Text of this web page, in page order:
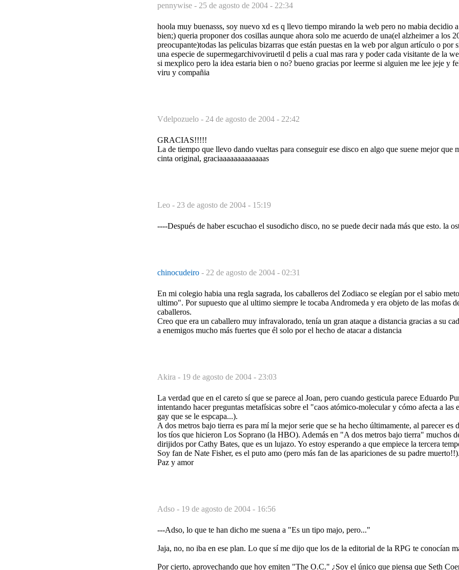
pennywise - 25 de agosto de 2004 - 22:34
hoola muy buenasss, soy nuevo xd es q llevo tiempo mirando la web pero no mabia decidio
bien;) queria proponer dos cosillas aunque ahora solo me acuerdo de una(el alzheimer a los
preocupante)todas las peliculas bizarras que están puestas en la web por algun artículo o por
una especie de supermegarchivoviruetil d pelis a cual mas rara y poder cada visitante de la
si mexplico pero la idea estaria bien o no? bueno gracias por leerme si alguien me lee jeje y
viru y compañia
Vdelpozuelo - 24 de agosto de 2004 - 22:42
GRACIAS!!!!!
La de tiempo que llevo dando vueltas para conseguir ese disco en algo que suene mejor que
cinta original, graciaaaaaaaaaaaaas
Leo - 23 de agosto de 2004 - 15:19
----Después de haber escuchao el susodicho disco, no se puede decir nada más que esto. la
chinocudeiro - 22 de agosto de 2004 - 02:31
En mi colegio habia una regla sagrada, los caballeros del Zodiaco se elegían por el sabio
ultimo". Por supuesto que al ultimo siempre le tocaba Andromeda y era objeto de las mofas
caballeros.
Creo que era un caballero muy infravalorado, tenía un gran ataque a distancia gracias a su
a enemigos mucho más fuertes que él solo por el hecho de atacar a distancia
Akira - 19 de agosto de 2004 - 23:03
La verdad que en el careto sí que se parece al Joan, pero cuando gesticula parece Eduardo
intentando hacer preguntas metafísicas sobre el "caos atómico-molecular y cómo afecta a las
gay que se le espcapa...).
A dos metros bajo tierra es para mí la mejor serie que se ha hecho últimamente, al parecer es
los tíos que hicieron Los Soprano (la HBO). Además en "A dos metros bajo tierra" muchos
dirijidos por Cathy Bates, que es un lujazo. Yo estoy esperando a que empiece la tercera
Soy fan de Nate Fisher, es el puto amo (pero más fan de las apariciones de su padre muerto!!).
Paz y amor
Adso - 19 de agosto de 2004 - 16:56
---Adso, lo que te han dicho me suena a "Es un tipo majo, pero..."
Jaja, no, no iba en ese plan. Lo que sí me dijo que los de la editorial de la RPG te conocían
Por cierto, aprovechando que hoy emiten "The O.C." ¿Soy el único que piensa que Seth